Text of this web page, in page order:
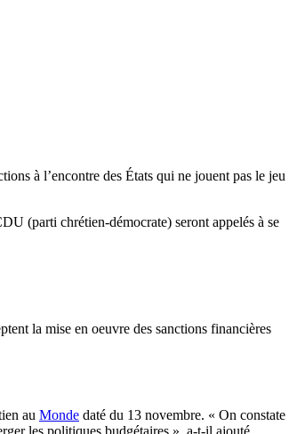
à l’encontre des États qui ne jouent pas le jeu
(parti chrétien-démocrate) seront appelés à se
la mise en oeuvre des sanctions financières
au Monde daté du 13 novembre. « On constate
les politiques budgétaires », a-t-il ajouté.